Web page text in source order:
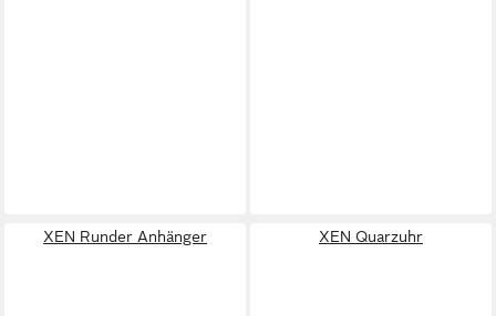
XEN Runder Anhänger XEN Quarzuhr